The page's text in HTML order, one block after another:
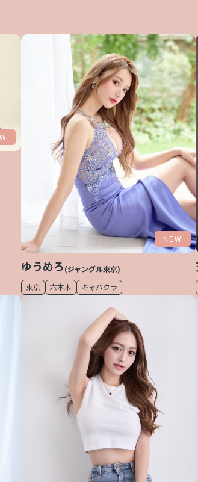
NEW
ゆうめろ(ジャングル東京)
東京
六本木 キャバクラ